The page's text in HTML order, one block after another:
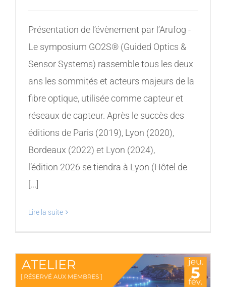
Présentation de l’évènement par l’Arufog -
Le symposium GO2S® (Guided Optics &
Sensor Systems) rassemble tous les deux
ans les sommités et acteurs majeurs de la
fibre optique, utilisée comme capteur et
réseaux de capteur. Après le succès des
éditions de Paris (2019), Lyon (2020),
Bordeaux (2022) et Lyon (2024),
l’édition 2026 se tiendra à Lyon (Hôtel de
[...]
Lire la suite